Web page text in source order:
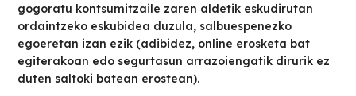
gogoratu kontsumitzaile zaren aldetik eskudirutan
ordaintzeko eskubidea duzula, salbuespenezko
egoeretan izan ezik (adibidez, online erosketa bat
egiterakoan edo segurtasun arrazoiengatik dirurik ez
duten saltoki batean erostean).